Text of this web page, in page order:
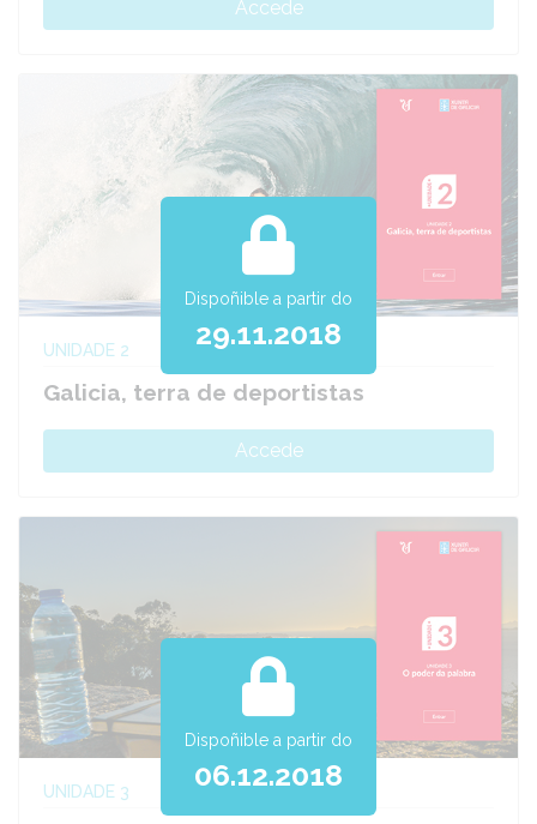
Accede
UNIDADE 2
Galicia, terra de deportistas
Accede
Dispoñible a partir do
29.11.2018
UNIDADE 3
Dispoñible a partir do
06.12.2018